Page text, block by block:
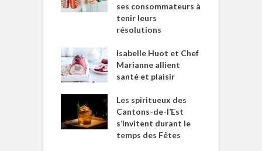
ses consommateurs à
tenir leurs
résolutions
Isabelle Huot et Chef
Marianne allient
santé et plaisir
Les spiritueux des
Cantons-de-l’Est
s’invitent durant le
temps des Fêtes